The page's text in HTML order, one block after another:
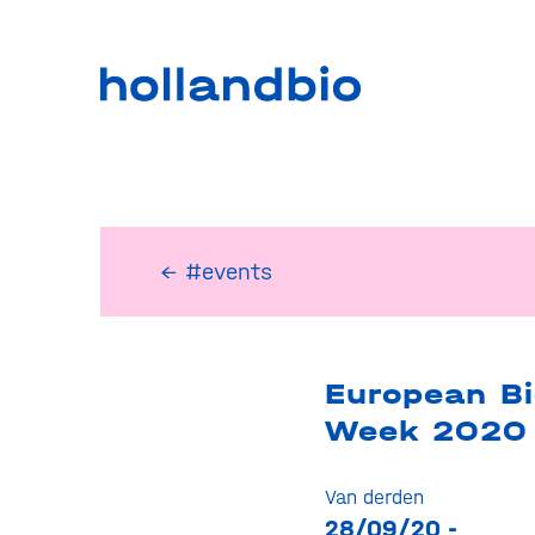
← #events
European
Week 2020
Van derden